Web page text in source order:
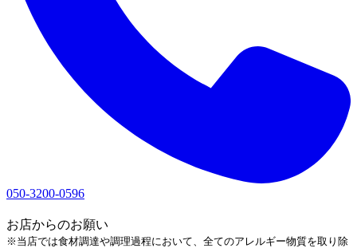
050-3200-0596
お店からのお願い
※当店では食材調達や調理過程において、全てのアレルギー物質を取り除